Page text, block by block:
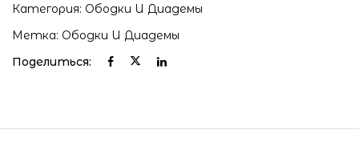
Категория: Ободки И Диадемы
Метка: Ободки И Диадемы
Поделиться: